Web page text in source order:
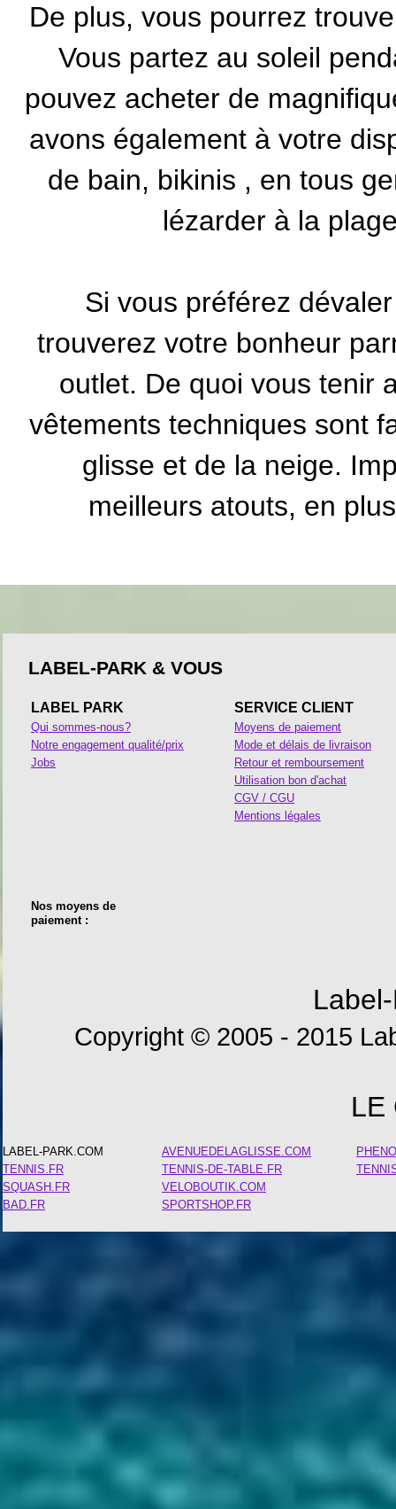
De plus, vous pourrez
Vous partez au soleil
pouvez acheter de
avons également à votre
de bain, bikinis , en tous
lézarder à la
Si vous préférez
trouverez votre bonheur
outlet. De quoi vous tenir
vêtements techniques sont
glisse et de la neige.
meilleurs atouts, en
LABEL-PARK & VOUS
LABEL PARK
Qui sommes-nous?
Notre engagement qualité/prix
Jobs
SERVICE CLIENT
Moyens de paiement
Mode et délais de livraison
Retour et remboursement
Utilisation bon d'achat
CGV / CGU
Mentions légales
Nos moyens de
paiement :
Copyright © 2005 - 2015
LE
LABEL-PARK.COM
TENNIS.FR
SQUASH.FR
BAD.FR
AVENUEDELAGLISSE.COM
TENNIS-DE-TABLE.FR
VELOBOUTIK.COM
SPORTSHOP.FR